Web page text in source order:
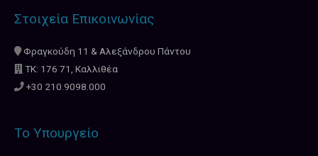
Στοιχεία Επικοινωνίας
Φραγκούδη 11 & Αλεξάνδρου Πάντου
ΤΚ: 176 71, Καλλιθέα
+30 210.9098.000
Το Υπουργείο